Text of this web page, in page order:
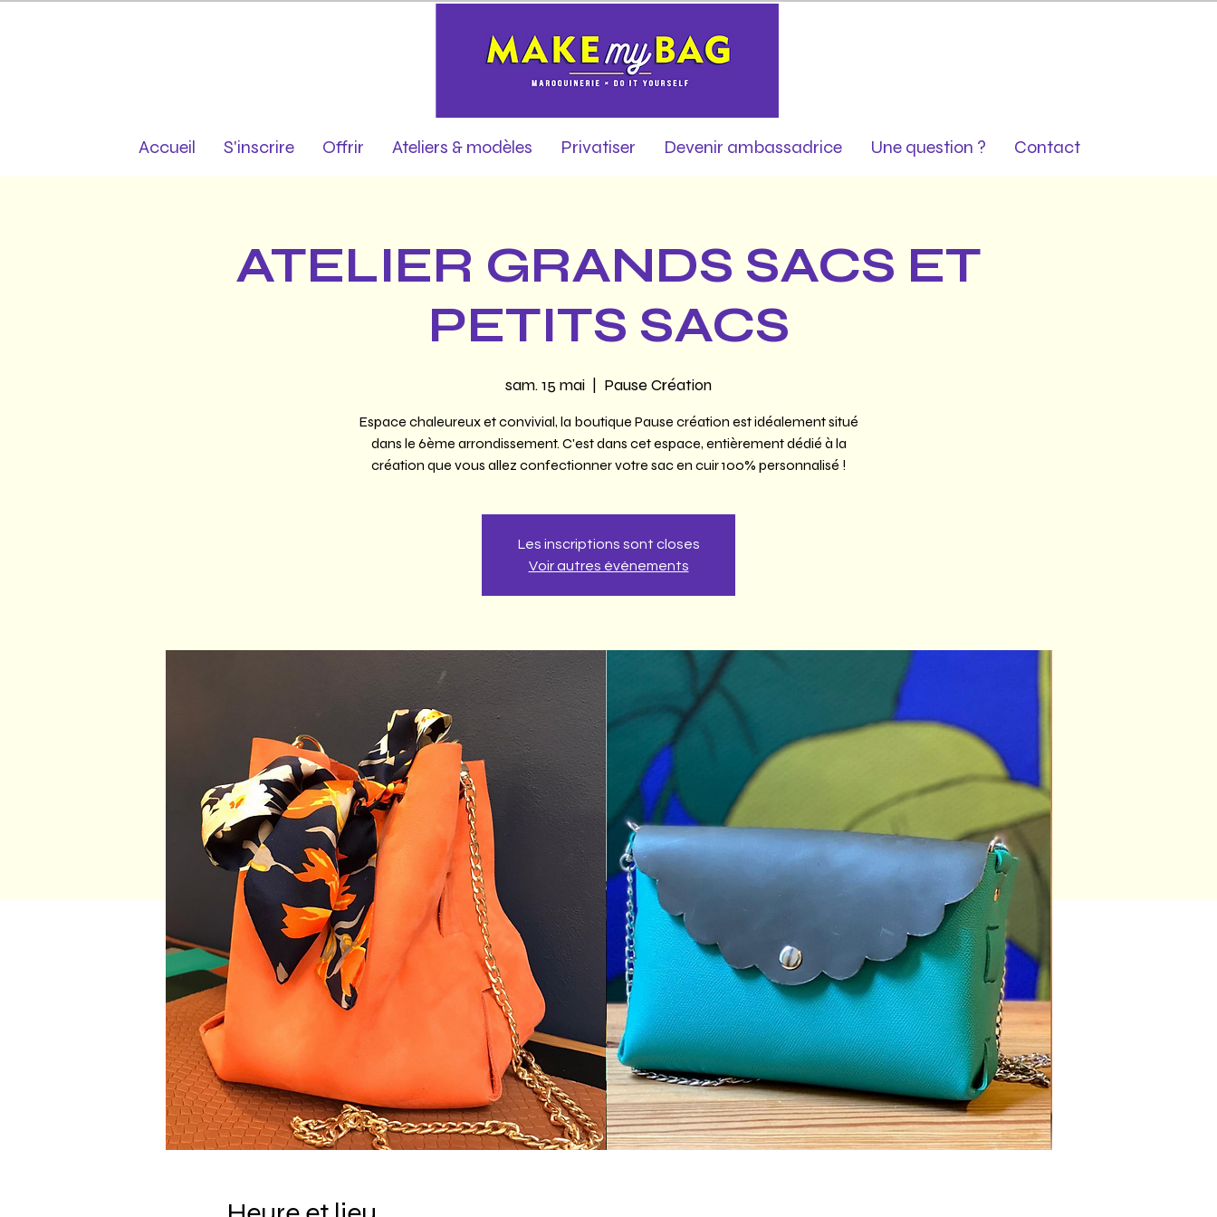
Accueil S'inscrire Offrir Ateliers & modèles Privatiser Devenir ambassadrice Une question ? Contact
ATELIER GRANDS SACS ET
PETITS SACS
sam. 15 mai Pause Création
Espace chaleureux et convivial, la boutique Pause création est idéalement situé
dans le 6ème arrondissement. C'est dans cet espace, entièrement dédié à la
création que vous allez confectionner votre sac en cuir 100% personnalisé !
Les inscriptions sont closes
Voir autres événements